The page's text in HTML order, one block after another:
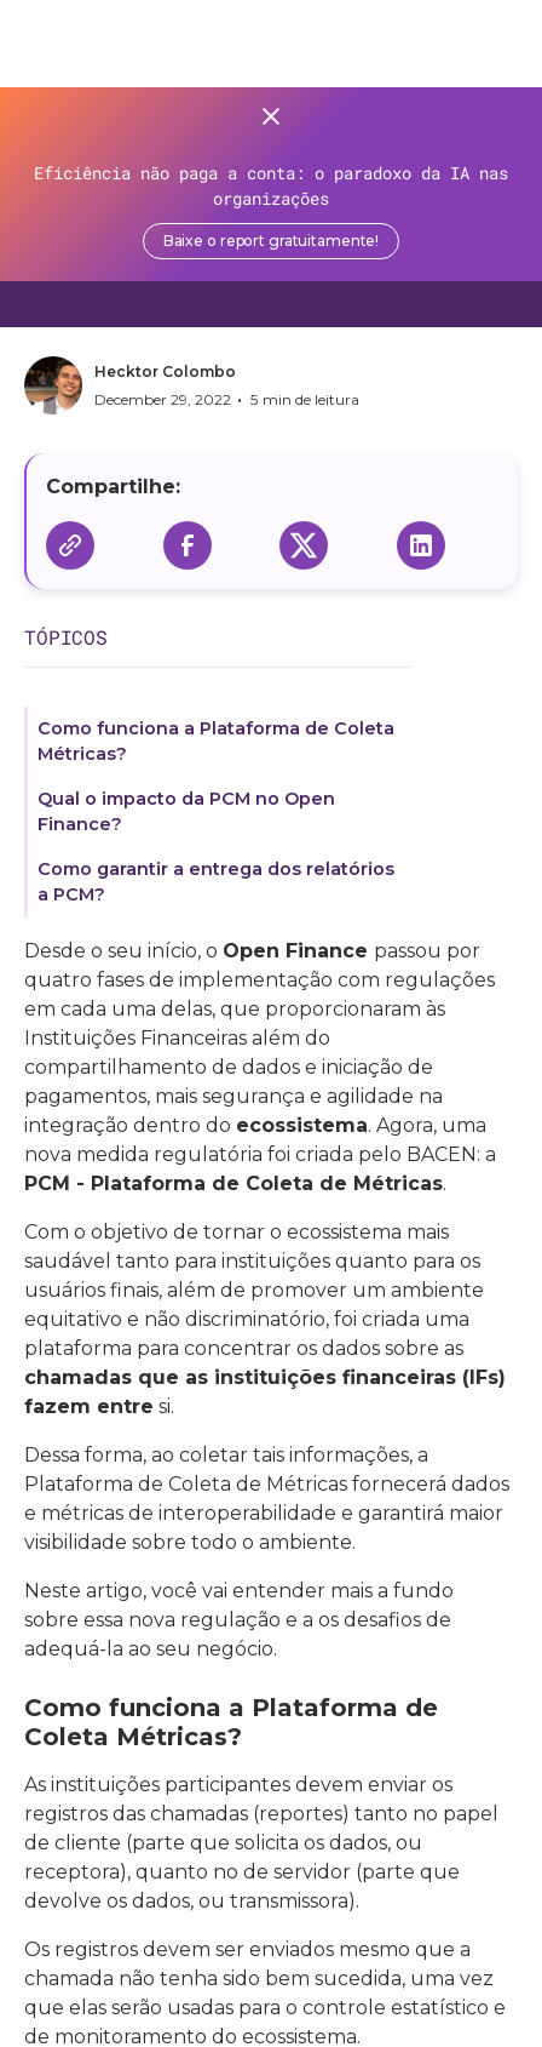
Eficiência não paga a conta: o paradoxo da IA nas
organizações
Baixe o report gratuitamente!
PCM: saiba como se adequar
à nova regulação do Open
Finance
Hecktor Colombo
December 29, 2022 • 5 min de leitura
Desde o seu início, o Open Finance passou por
quatro fases de implementação com regulações
em cada uma delas, que proporcionaram às
Instituições Financeiras além do
compartilhamento de dados e iniciação de
pagamentos, mais segurança e agilidade na
integração dentro do ecossistema. Agora, uma
nova medida regulatória foi criada pelo BACEN: a
PCM - Plataforma de Coleta de Métricas.
Com o objetivo de tornar o ecossistema mais
saudável tanto para instituições quanto para os
usuários finais, além de promover um ambiente
equitativo e não discriminatório, foi criada uma
plataforma para concentrar os dados sobre as
chamadas que as instituições financeiras (IFs)
fazem entre si.
Dessa forma, ao coletar tais informações, a
Plataforma de Coleta de Métricas fornecerá dados
e métricas de interoperabilidade e garantirá maior
visibilidade sobre todo o ambiente.
Neste artigo, você vai entender mais a fundo
sobre essa nova regulação e a os desafios de
adequá-la ao seu negócio.
Como funciona a Plataforma de
Coleta Métricas?
As instituições participantes devem enviar os
registros das chamadas (reportes) tanto no papel
de cliente (parte que solicita os dados, ou
receptora), quanto no de servidor (parte que
devolve os dados, ou transmissora).
Os registros devem ser enviados mesmo que a
chamada não tenha sido bem sucedida, uma vez
que elas serão usadas para o controle estatístico e
de monitoramento do ecossistema.
Compartilhe:
TÓPICOS
Como funciona a Plataforma de Coleta
Métricas?
Qual o impacto da PCM no Open
Finance?
Como garantir a entrega dos relatórios
a PCM?